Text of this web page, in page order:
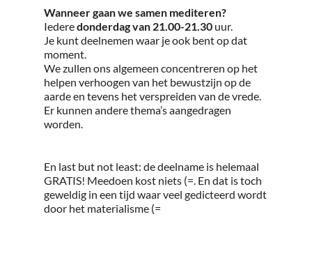
Wanneer gaan we samen mediteren?
Iederedonderdag van 21.00-21.30uur.
Je kunt deelnemen waar je ook bent op dat
moment.
We zullen ons algemeen concentreren op het
helpen verhoogen van het bewustzijn op de
aarde en tevens het verspreiden van de vrede.
Er kunnen andere thema’s aangedragen
worden.
En last but not least: de deelname is helemaal
GRATIS! Meedoen kost niets (=. En dat is toch
geweldig in een tijd waar veel gedicteerd wordt
door het materialisme (=